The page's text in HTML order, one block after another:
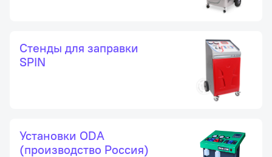
Стенды для заправки
SPIN
Установки ODA
(производство Россия)